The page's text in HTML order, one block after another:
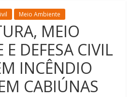
Meio Ambiente
MEIO
DEFESA CIVIL
INCÊNDIO
CABIÚNAS